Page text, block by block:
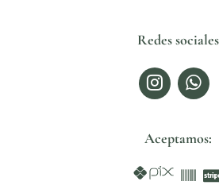
Redes sociales
Aceptamos: